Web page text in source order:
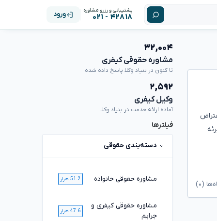
پشتیبانی و رزرو مشاوره
۴۲۸۱۸ - ۰۲۱ ورود
(۰)
۳۲,۰۰۴
مشاوره حقوقی کیفری
تا کنون در بنیاد وکلا پاسخ داده شده
۲,۵۹۲
وکیل کیفری
آماده ارائه خدمت در بنیاد وکلا
فیلترها
دسته‌بندی حقوقی
مشاوره حقوقی خانواده 51.2 هزار
مشاوره حقوقی کیفری و
جرایم
47.6 هزار